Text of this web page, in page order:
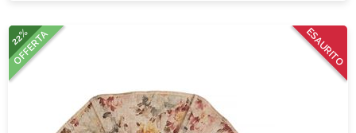
ESAURITO
22%
OFFERTA